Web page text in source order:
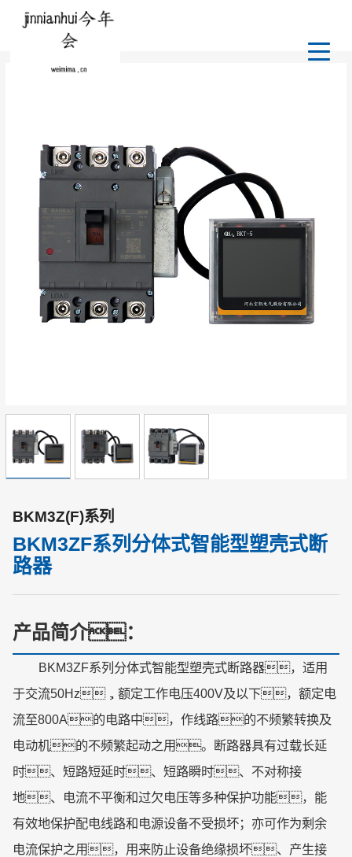
BKM3Z(F)系列
BKM3ZF系列分体式智能型塑壳式断
路器
产品简介：
BKM3ZF系列分体式智能型塑壳式断路器，适用
于交流50Hz，额定工作电压400V及以下，额定电
流至800A的电路中，作线路的不频繁转换及
电动机的不频繁起动之用。断路器具有过载长延
时、短路短延时、短路瞬时、不对称接
地、电流不平衡和过欠电压等多种保护功能，能
有效地保护配电线路和电源设备不受损坏；亦可作为剩余
电流保护之用，用来防止设备绝缘损坏、产生接